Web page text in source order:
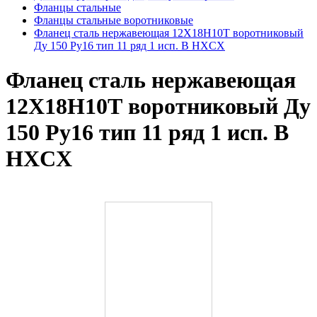
Фланцы стальные
Фланцы стальные воротниковые
Фланец сталь нержавеющая 12Х18Н10Т воротниковый
Ду 150 Ру16 тип 11 ряд 1 исп. B HXCX
Фланец сталь нержавеющая
12Х18Н10Т воротниковый Ду
150 Ру16 тип 11 ряд 1 исп. B
HXCX